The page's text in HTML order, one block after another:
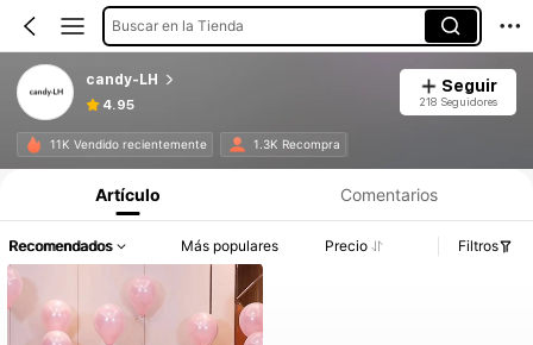
Buscar en la Tienda
candy-LH
4.95
Seguir
218 Seguidores
11K Vendido recientemente 1.3K Recompra
Artículo Comentarios
Recomendados Más populares Precio Filtros